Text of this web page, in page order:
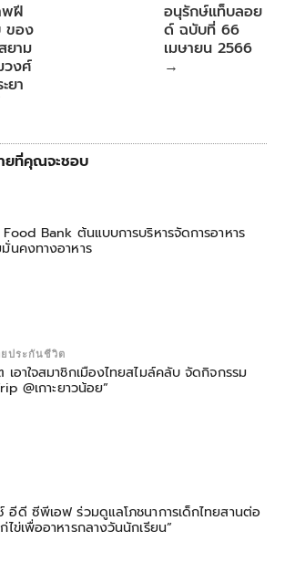
t
พฝี
ของ
ยาม
วงศ์
ยา
อนุรักษ์แท็บลอย
ด์ ฉบับที่ 66
เมษายน 2566
→
ยที่คุณจะชอบ
Bank ต้นแบบการบริหารจัดการอาหาร
นคงทางอาหาร
ยประกันชีวิต
เอาใจสมาชิกเมืองไทยสไมล์คลับ จัดกิจกรรม
@เกาะยาวน้อย”
ดี ซีพีเอฟ ร่วมดูแลโภชนาการเด็กไทยสานต่อ
ไข่เพื่ออาหารกลางวันนักเรียน”